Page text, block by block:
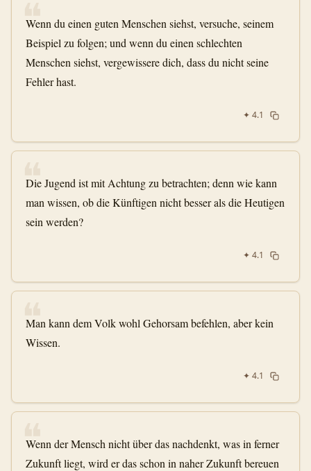
❝
Wenn du einen guten Menschen siehst, versuche, seinem
Beispiel zu folgen; und wenn du einen schlechten
Menschen siehst, vergewissere dich, dass du nicht seine
Fehler hast.
✦ 4.1
❝
Die Jugend ist mit Achtung zu betrachten; denn wie kann
man wissen, ob die Künftigen nicht besser als die Heutigen
sein werden?
✦ 4.1
❝
Man kann dem Volk wohl Gehorsam befehlen, aber kein
Wissen.
✦ 4.1
❝
Wenn der Mensch nicht über das nachdenkt, was in ferner
Zukunft liegt, wird er das schon in naher Zukunft bereuen